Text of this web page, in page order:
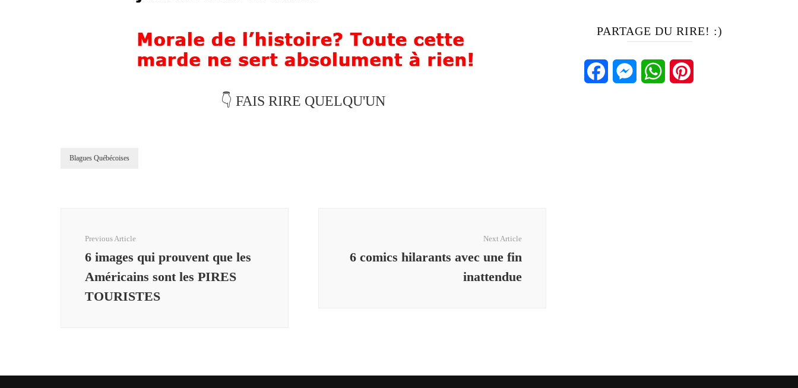
👇 FAIS RIRE QUELQU'UN
Blagues Québécoises
Previous Article
6 images qui prouvent que les
Américains sont les PIRES
TOURISTES
Next Article
6 comics hilarants avec une fin
inattendue
PARTAGE DU RIRE! :)